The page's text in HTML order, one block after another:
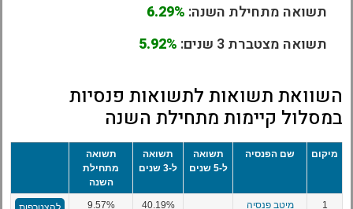
תשואה מתחילת השנה: 6.29%
תשואה מצטברת 3 שנים:
5.92%
השוואת תשואות לתשואות פנסיות
במסלול קיימות מתחילת השנה
מיקום שם הפנסיה
תשואה
ל-5 שנים
תשואה
ל-3 שנים
תשואה
מתחילת
השנה
1
מיטב פנסיה
40.19%
9.57%